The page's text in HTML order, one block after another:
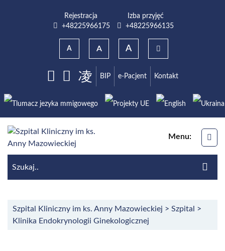
Rejestracja
Numer telefonu do rejestracji
+48225966175
Izba przyjęć
Numer telefonu do izba przyjęć
+48225966135
A A A
Facebook
Youtube BIP e-Pacjent Kontakt
Menu:
Szpital Kliniczny im ks. Anny Mazowieckiej > Szpital
>
Klinika Endokrynologii Ginekologicznej